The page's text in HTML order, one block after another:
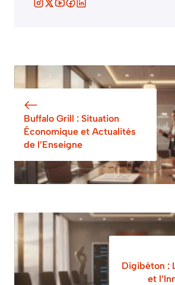
Buffalo Grill : Situation
Économique et Actualités
de l’Enseigne
Digibéton :
et